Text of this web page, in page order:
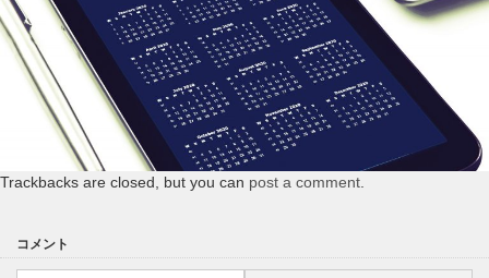
Trackbacks are closed, but you can post a comment
コメント